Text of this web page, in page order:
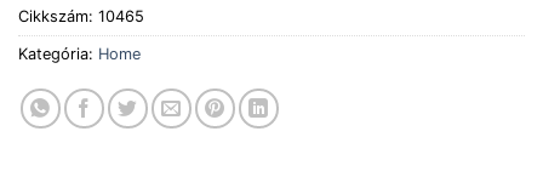
Cikkszám: 10465
Kategória: Home